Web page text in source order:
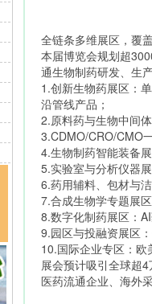
全链条多维展区，覆
本届博览会规划超
通生物制药研发、生
1.创新生物药展区：
沿管线产品；
2.原料药与生物中间
3.CDMO/CRO/CMO
4.生物制药智能装备
5.实验室与分析仪器
6.药用辅料、包材与
7.合成生物学专题展
8.数字化制药展区：
9.园区与投融资展区
10.国际企业专区：欧
展会预计吸引全球超
医药流通企业、海外